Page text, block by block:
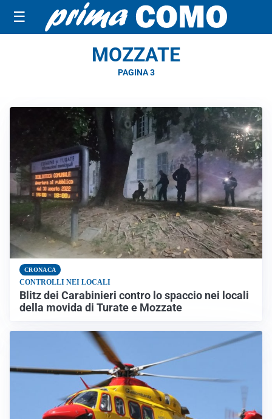
☰
MOZZATE
PAGINA 3
CRONACA
CONTROLLI NEI LOCALI
Blitz dei Carabinieri contro lo spaccio nei locali
della movida di Turate e Mozzate